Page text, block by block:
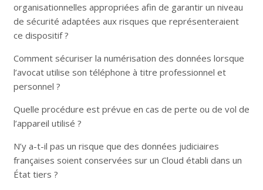
organisationnelles appropriées afin de garantir un niveau
de sécurité adaptées aux risques que représenteraient
ce dispositif ?
Comment sécuriser la numérisation des données lorsque
l’avocat utilise son téléphone à titre professionnel et
personnel ?
Quelle procédure est prévue en cas de perte ou de vol de
l’appareil utilisé ?
N’y a-t-il pas un risque que des données judiciaires
françaises soient conservées sur un Cloud établi dans un
État tiers ?